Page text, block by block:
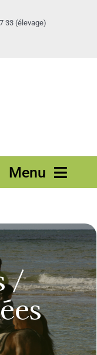
33 (élevage)
Menu
/